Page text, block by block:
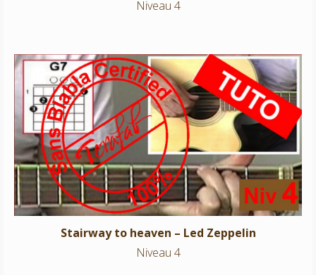
Niveau 4
Stairway to heaven – Led Zeppelin
Niveau 4
Stairway to heaven – Led Zeppelin
Niveau 4